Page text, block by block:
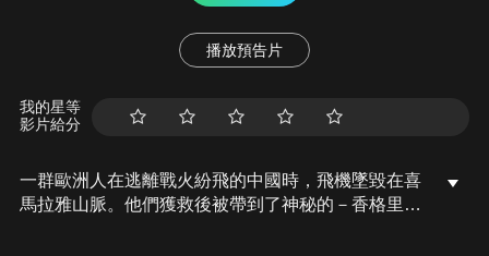
播放預告片
我的星等
影片給分
一群歐洲人在逃離戰火紛飛的中國時，飛機墜毀在喜
馬拉雅山脈。他們獲救後被帶到了神秘的－香格里